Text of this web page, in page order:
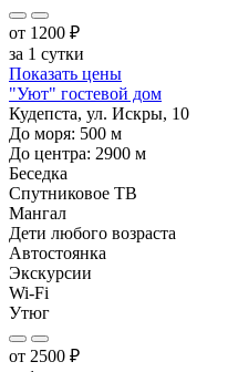
от 1200 ₽
за 1 сутки
Показать цены
"Уют" гостевой дом
Кудепста, ул. Искры, 10
До моря: 500 м
До центра: 2900 м
Беседка
Спутниковое ТВ
Мангал
Дети любого возраста
Автостоянка
Экскурсии
Wi-Fi
Утюг
от 2500 ₽